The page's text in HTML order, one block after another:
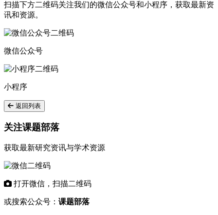
扫描下方二维码关注我们的微信公众号和小程序，获取最新资
讯和资源。
微信公众号
小程序
返回列表
关注课题部落
获取最新研究资讯与学术资源
打开微信，扫描二维码
或搜索公众号： 课题部落